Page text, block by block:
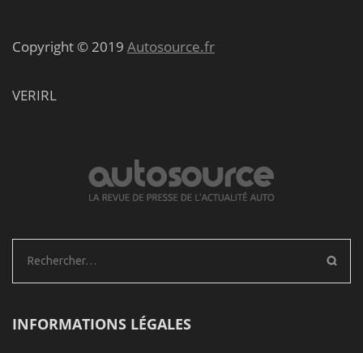
Copyright © 2019 Autosource.fr
VERIRL
Rechercher :
INFORMATIONS LÉGALES